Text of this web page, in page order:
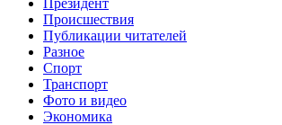
Происшествия
Публикации читателей
Разное
Спорт
Транспорт
Фото и видео
Экономика